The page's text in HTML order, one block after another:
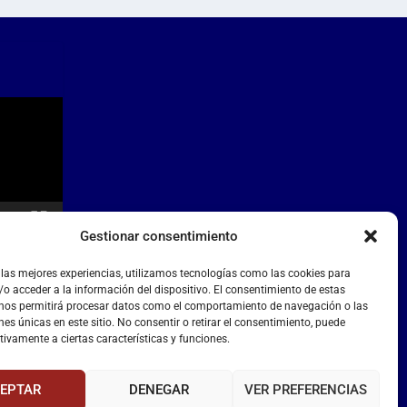
Gestionar consentimiento
mejores experiencias, utilizamos tecnologías como las cookies para
acceder a la información del dispositivo. El consentimiento de estas
permitirá procesar datos como el comportamiento de navegación o las
únicas en este sitio. No consentir o retirar el consentimiento, puede
a ciertas características y funciones.
DENEGAR VER PREFERENCIAS